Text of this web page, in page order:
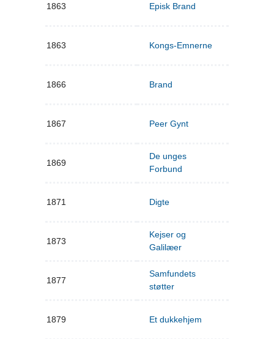
1863 Episk Brand
1863 Kongs-Emnerne
1866 Brand
1867 Peer Gynt
1869
De unges
Forbund
1871 Digte
1873
Kejser og
Galilæer
1877
Samfundets
støtter
1879 Et dukkehjem